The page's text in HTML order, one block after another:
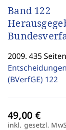
Band 122
2009. 435
(BVerfGE) 122
inkl. gesetzl.